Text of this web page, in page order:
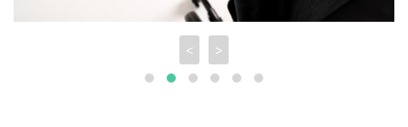
< >